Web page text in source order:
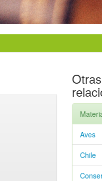
Aves
Chile